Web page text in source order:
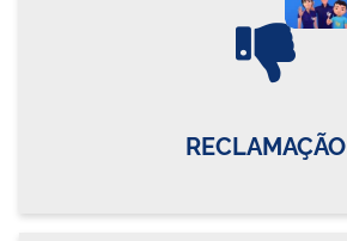
RECLAMAÇÃO